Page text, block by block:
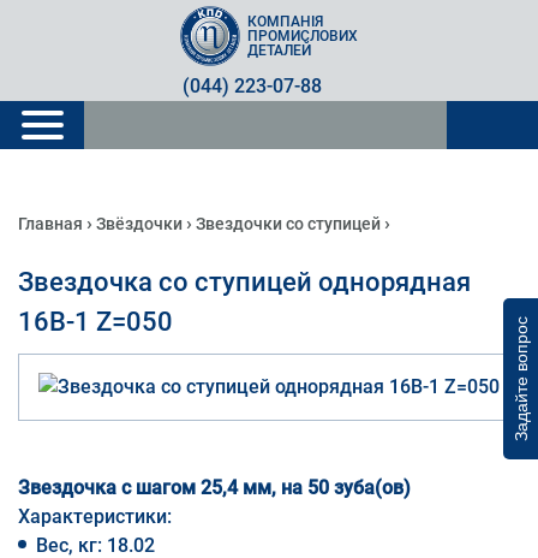
Задайте вопрос
(044) 223-07-88
КОМПАНІЯ
ПРОМИСЛОВИХ
ДЕТАЛЕЙ
Главная › Звёздочки › Звездочки со ступицей ›
Звездочка со ступицей однорядная
16B-1 Z=050
Звездочка с шагом 25,4 мм, на 50 зуба(ов)
Характеристики:
Вес, кг: 18.02